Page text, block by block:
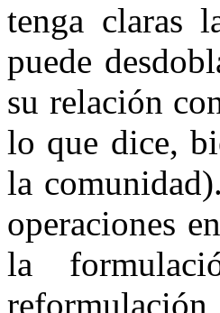
tenga claras
puede
su relación
lo que dice,
la
operaciones
la